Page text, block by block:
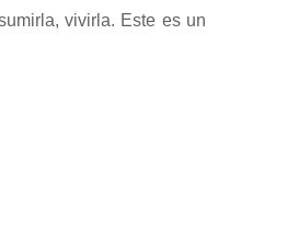
vivirla. Este es un